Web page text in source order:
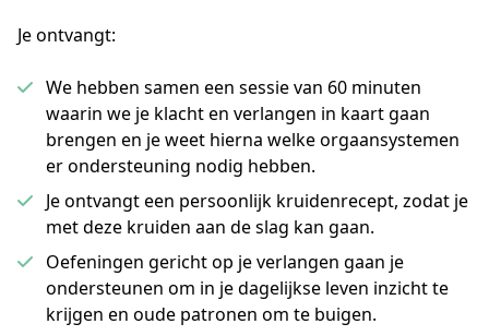
Je ontvangt:
We hebben samen een sessie van 60 minuten
waarin we je klacht en verlangen in kaart gaan
brengen en je weet hierna welke orgaansystemen
er ondersteuning nodig hebben.
Je ontvangt een persoonlijk kruidenrecept, zodat je
met deze kruiden aan de slag kan gaan.
Oefeningen gericht op je verlangen gaan je
ondersteunen om in je dagelijkse leven inzicht te
krijgen en oude patronen om te buigen.